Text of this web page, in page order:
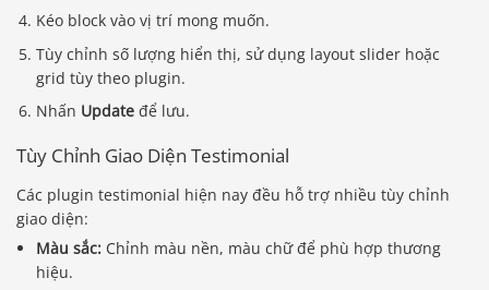
Kéo block vào vị trí mong muốn.
Tùy chỉnh số lượng hiển thị, sử dụng layout slider hoặc
grid tùy theo plugin.
Nhấn Update để lưu.
Tùy Chỉnh Giao Diện Testimonial
Các plugin testimonial hiện nay đều hỗ trợ nhiều tùy chỉnh
giao diện:
Màu sắc: Chỉnh màu nền, màu chữ để phù hợp thương
hiệu.